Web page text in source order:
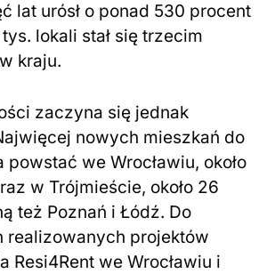
lat urósł o ponad 530 procent
lokali stał się trzecim
kraju.
zaczyna się jednak
nowych mieszkań do
powstać we Wrocławiu, około
w Trójmieście, około 26
też Poznań i Łódź. Do
realizowanych projektów
Resi4Rent we Wrocławiu i